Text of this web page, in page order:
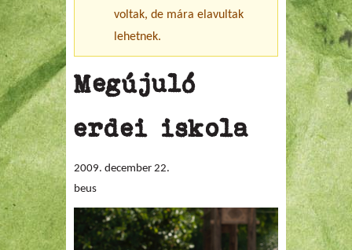
voltak, de mára elavultak
lehetnek.
Megújuló
erdei iskola
2009. december 22.
beus